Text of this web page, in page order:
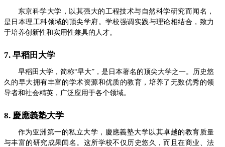
东京科学大学，以其强大的工程技术与自然科学研究而闻名，
是日本理工科领域的顶尖学府。学校强调实践与理论相结合，致力
于培养创新性和实用性兼具的人才。
7. 早稻田大学
早稻田大学，简称“早大”，是日本著名的顶尖大学之一。历史悠
久的早大拥有丰富的学术资源和优质的教育，培养了无数优秀的领
导者和社会精英，广泛应用于各个领域。
8. 慶應義塾大学
作为亚洲第一的私立大学，慶應義塾大学以其卓越的教育质量
与丰富的研究成果闻名。这所学校不仅历史悠久，而且在商业、法